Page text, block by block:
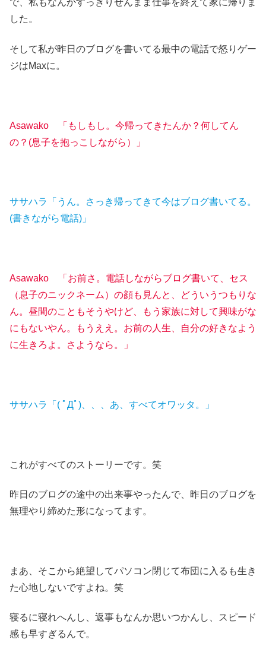
で、私もなんかすっきりせんまま仕事を終えて家に帰りま
した。
そして私が昨日のブログを書いてる最中の電話で怒りゲー
ジはMaxに。
Asawako 「もしもし。今帰ってきたんか？何してん
の？(息子を抱っこしながら）」
ササハラ「うん。さっき帰ってきて今はブログ書いてる。
(書きながら電話)」
Asawako 「お前さ。電話しながらブログ書いて、セス
（息子のニックネーム）の顔も見んと、どういうつもりな
ん。 昼間のこともそうやけど もう 家族に対して興味がな
にもないやん。もうええ。 お前の人生、自分の好きなよう
に生きろよ。さようなら。」
ササハラ「( ﾟДﾟ)、、、あ、すべてオワッタ。」
これがすべてのストーリーです。笑
昨日のブログの途中の出来事やったんで、昨日のブログを
無理やり締めた形になってます。
まあ、そこから絶望してパソコン閉じて布団に入るも生き
た心地しないですよね。笑
寝るに寝れへんし、返事もなんか思いつかんし、スピード
感も早すぎるんで。